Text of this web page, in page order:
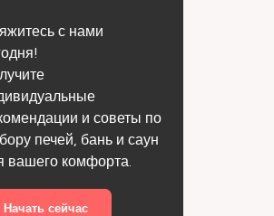
с нами
и советы по
печей, бань и саун
вашего комфорта.
Начать сейчас